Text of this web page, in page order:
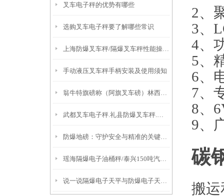
叉车电子秤的优势有哪些
选购叉车电子秤要了解哪些常识
上海防爆叉车秤/隔爆叉车秤性能操作说明
手动液压叉车秤手柄安装及使用须知
翁牛特旗磅称（阿旗叉车磅）林西叉车电子秤原理
武都叉车电子秤.礼县防爆叉车秤.成县防爆秤原理
防爆地磅：守护安全与精准的关键设备
瑶海隔爆电子油桶秤/泰兴150吨汽车衡/淮安80吨吊秤/苏州吊秤
说一说隔爆电子天平与防爆电子天平的区别
2、
3、
4、
5、
6、
7、
8、
9、
碳
搬运